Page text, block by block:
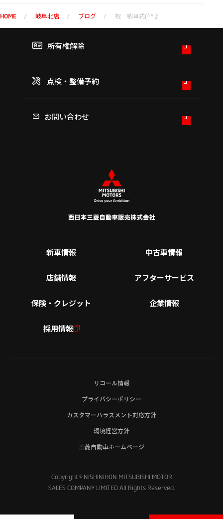
HOME 岐阜北店 ブログ 祝 納車式(^^♪
所有権解除
点検・整備予約
お問い合わせ
新車情報 中古車情報
店舗情報 アフターサービス
保険・クレジット 企業情報
採用情報
リコール情報
プライバシーポリシー
カスタマーハラスメント対応方針
環境経営方針
三菱自動車ホームページ
Copyright © NISHINIHON MITSUBISHI MOTOR
SALES COMPANY LIMITED All Rights Reserved.